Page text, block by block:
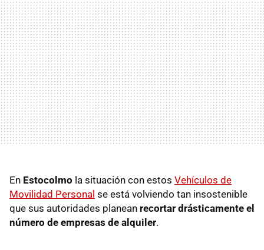
En Estocolmo la situación con estos Vehículos de
Movilidad Personal se está volviendo tan insostenible
que sus autoridades planean recortar drásticamente el
número de empresas de alquiler.